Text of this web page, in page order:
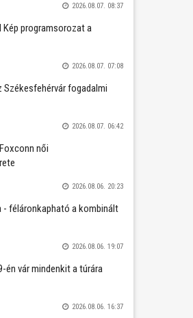
2026.08.07. 08:37
programsorozat a
2026.08.07. 07:08
fogadalmi
2026.08.07. 06:42
női
2026.08.06. 20:23
- féláronkapható a kombinált
2026.08.06. 19:07
én vár mindenkit a túrára
2026.08.06. 16:37